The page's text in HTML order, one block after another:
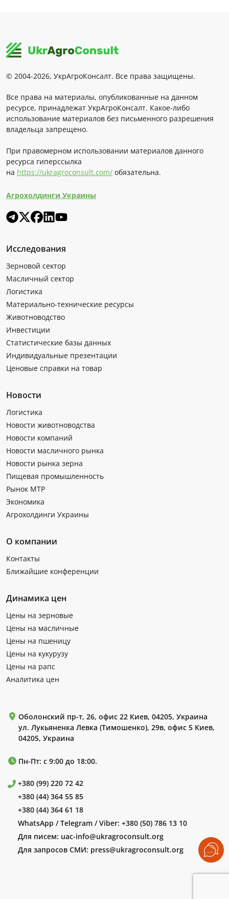
© 2004-2026, УкрАгроКонсалт. Все права защищены.
Все права на материалы, опубликованные на данном
ресурсе, принадлежат УкрАгроКонсалт. Какое-либо
использование материалов без письменного разрешения
владельца запрещено.
При правомерном использовании материалов данного
ресурса гиперссылка
на https://ukragroconsult.com/ обязательна.
Агрохолдинги Украины
Исследования
Зерновой сектор
Масличный сектор
Логистика
Материально-технические ресурсы
Животноводство
Инвестиции
Статистические базы данных
Индивидуальные презентации
Ценовые справки на товар
Новости
Логистика
Новости животноводства
Новости компаний
Новости масличного рынка
Новости рынка зерна
Пищевая промышленность
Рынок МТР
Экономика
Агрохолдинги Украины
О компании
Контакты
Ближайшие конференции
Динамика цен
Цены на зерновые
Цены на масличные
Цены на пшеницу
Цены на кукурузу
Цены на рапс
Аналитика цен
Оболонский пр-т, 26, офис 22 Киев, 04205, Украина
ул. Лукьяненка Левка (Тимошенко), 29в, офис 5 Киев,
04205, Украина
Пн-Пт: с 9:00 до 18:00.
+380 (99) 220 72 42
+380 (44) 364 55 85
+380 (44) 364 61 18
WhatsApp / Telegram / Viber: +380 (50) 786 13 10
Для писем: uac-info@ukragroconsult.org
Для запросов СМИ: press@ukragroconsult.org